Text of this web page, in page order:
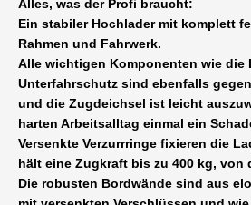
Alles, was der Profi braucht:
Ein stabiler Hochlader mit komplett
Rahmen und Fahrwerk.
Alle wichtigen Komponenten wie die
Unterfahrschutz sind ebenfalls
und die Zugdeichsel ist leicht
harten Arbeitsalltag einmal ein
Versenkte Verzurrringe fixieren die
hält eine Zugkraft bis zu 400 kg, von
Die robusten Bordwände sind aus